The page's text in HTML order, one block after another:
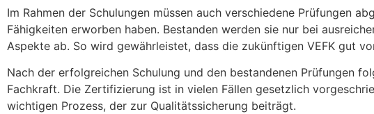
Im Rahmen der Schulungen müssen auch verschiedene Prüfungen
Fähigkeiten erworben haben. Bestanden werden sie nur bei
Aspekte ab. So wird gewährleistet, dass die zukünftigen VEFK gut
Nach der erfolgreichen Schulung und den bestandenen Prüfungen
Fachkraft. Die Zertifizierung ist in vielen Fällen gesetzlich
wichtigen Prozess, der zur Qualitätssicherung beiträgt.